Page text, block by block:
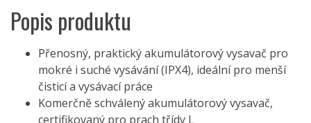
Popis produktu
Přenosný, praktický akumulátorový vysavač pro
mokré i suché vysávání (IPX4), ideální pro menší
čisticí a vysávací práce
Komerčně schválený akumulátorový vysavač,
certifikovaný pro prach třídy L